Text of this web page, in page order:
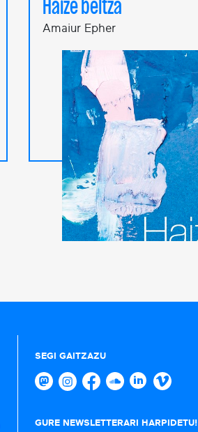
Haize beltza
Amaiur Epher
SEGI GAITZAZU
GURE NEWSLETTERARI HARPIDETU!